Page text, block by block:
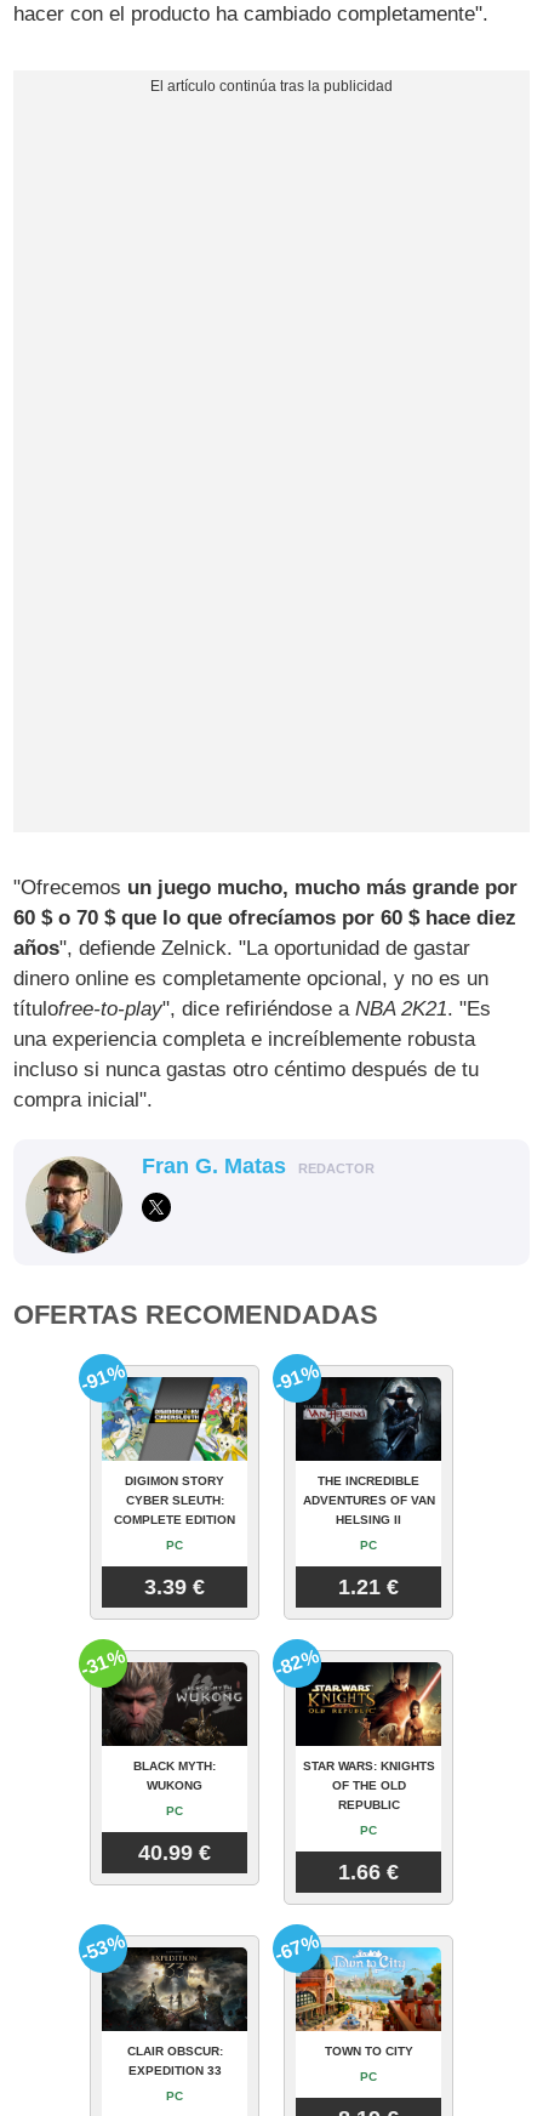
hacer con el producto ha cambiado completamente".
"Ofrecemos un juego mucho, mucho más grande por
60 $ o 70 $ que lo que ofrecíamos por 60 $ hace diez
años", defiende Zelnick. "La oportunidad de gastar
dinero online es completamente opcional, y no es un
títulofree-to-play", dice refiriéndose aNBA 2K21. "Es
una experiencia completa e increíblemente robusta
incluso si nunca gastas otro céntimo después de tu
compra inicial".
Fran G. Matas REDACTOR
OFERTAS RECOMENDADAS
DIGIMON STORY
CYBER SLEUTH:
COMPLETE EDITION
PC
3.39 €
-91%
THE INCREDIBLE
ADVENTURES OF VAN
HELSING II
PC
1.21 €
-91%
BLACK MYTH:
WUKONG
PC
40.99 €
-31%
STAR WARS: KNIGHTS
OF THE OLD
REPUBLIC
PC
1.66 €
-82%
CLAIR OBSCUR:
EXPEDITION 33
PC
-53%
TOWN TO CITY
PC
-67%